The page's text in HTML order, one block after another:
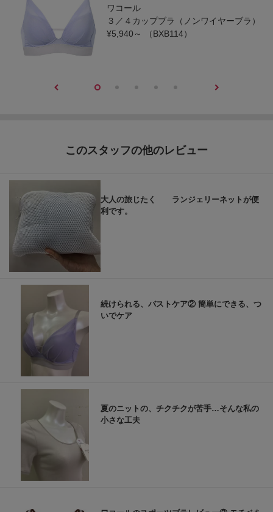
ワコール
３／４カップブラ（ノンワイヤーブラ）
¥5,940～
（BXB114）
このスタッフの他のレビュー
大人の旅じたく ランジェリーネットが便
利です。
続けられる、バストケア② 簡単にできる、つ
いでケア
夏のニットの、チクチクが苦手…そんな私の
小さな工夫